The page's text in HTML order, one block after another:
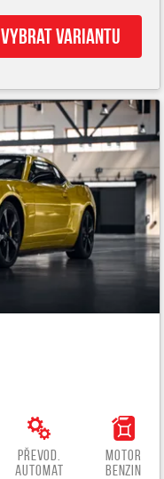
Vybrat variantu
Převod.
automat
Motor
benzin